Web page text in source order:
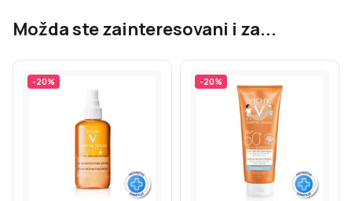
Možda ste zainteresovani i za...
-20% -20%